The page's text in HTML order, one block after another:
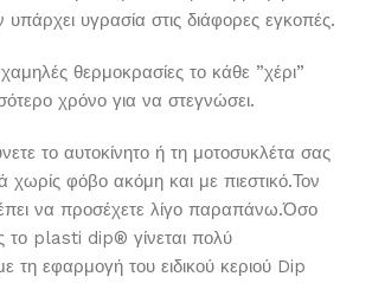
υπάρχει υγρασία στις διάφορες εγκοπές.
θερμοκρασίες το κάθε ”χέρι”
χρόνο για να στεγνώσει.
το αυτοκίνητο ή τη μοτοσυκλέτα σας
χωρίς φόβο ακόμη και με πιεστικό.Τον
να προσέχετε λίγο παραπάνω.Όσο
το plasti dip® γίνεται πολύ
τη εφαρμογή του ειδικού κεριού Dip